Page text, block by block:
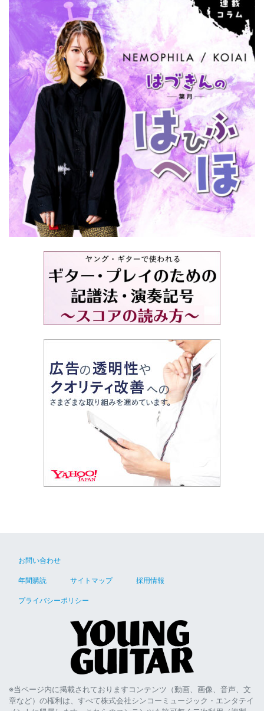
お問い合わせ
年間購読 サイトマップ 採用情報
プライバシーポリシー
※当ページ内に掲載されておりますコンテンツ（動画、画像、音声、文
章など）の権利は、すべて株式会社シンコーミュージック・エンタテイ